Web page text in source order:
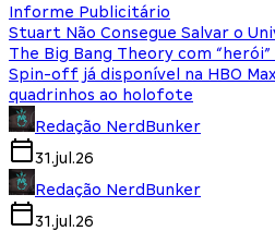
Informe Publicitário
Stuart Não Consegue Salvar o
The Big Bang Theory com
Spin-off já disponível na HBO
quadrinhos ao holofote
Redação NerdBunker
31.jul.26
Redação NerdBunker
31.jul.26